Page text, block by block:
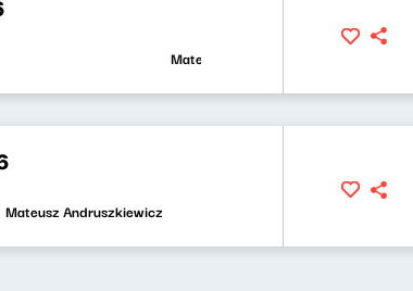
Mateusz Andruszkiewicz, Klaudiusz Slezak
Mateusz Andruszkiewicz